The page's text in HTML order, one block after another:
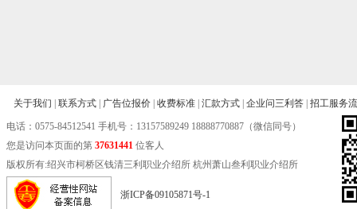
关于我们 联系方式 广告位报价 收费标准 汇款方式 企业问三利答 招工服务
电话： 0575-84512541 手机号：13157589249 18888770887（微信同号）
您是访问本页面的第 37631441 位客人
版权所有:绍兴市柯桥区钱清三利职业介绍所 杭州萧山叁利职业介绍所
浙ICP备09105871号-1